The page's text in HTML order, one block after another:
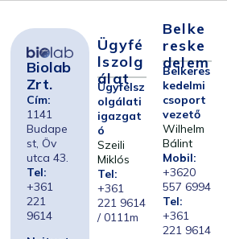
Biolab
Zrt.
Cím:
1141
Budape
st, Öv
utca 43.
Tel:
+361
221
9614
Ügyfé
Lszolg
Álat
Ügyfélsz
olgálati
igazgat
ó
Szeili
Miklós
Tel:
+361
221 9614
/ 0111m
Belke
Reske
Delem
Belkeres
kedelmi
csoport
vezető
Wilhelm
Bálint
Mobil:
+3620
557 6994
Tel:
+361
221 9614